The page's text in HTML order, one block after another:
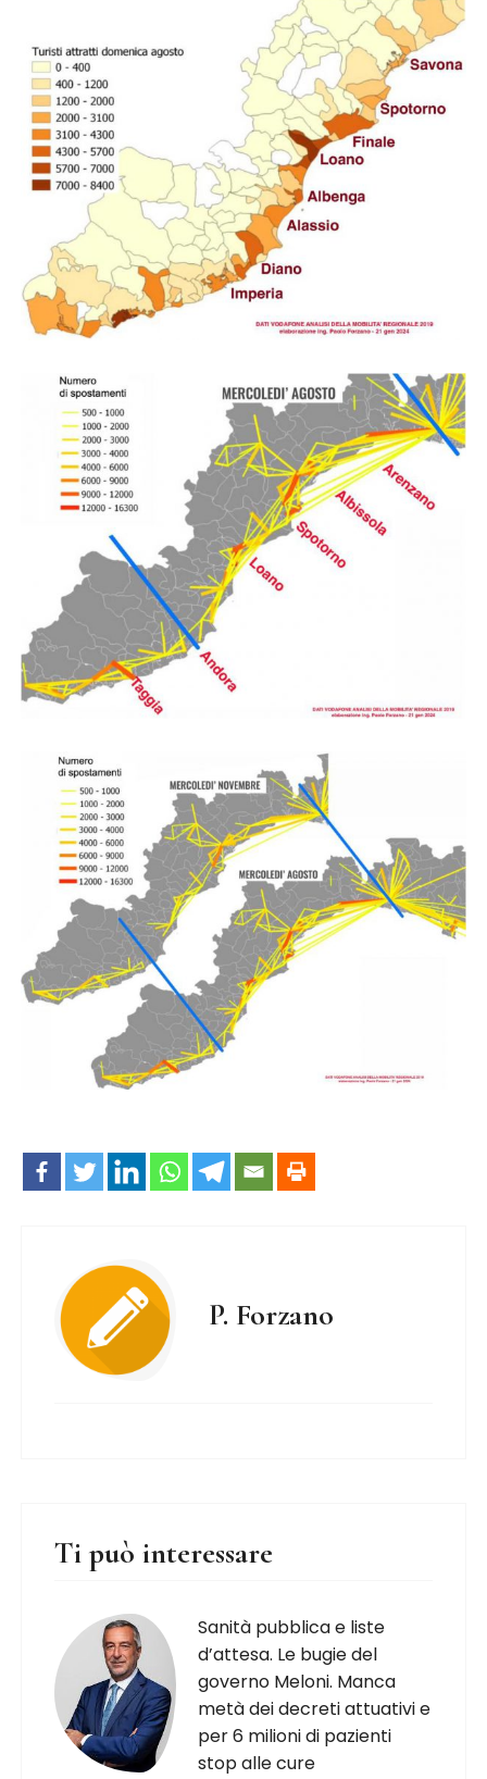
P. Forzano
Ti può interessare
Sanità pubblica e liste
d’attesa. Le bugie del
governo Meloni. Manca
metà dei decreti attuativi e
per 6 milioni di pazienti
stop alle cure